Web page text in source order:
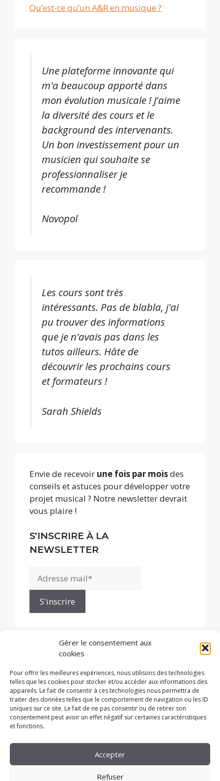
Gérer le consentement aux
cookies
Pour offrir les meilleures expériences, nous utilisons des technologies
telles que les cookies pour stocker et/ou accéder aux informations des
appareils. Le fait de consentir à ces technologies nous permettra de
traiter des données telles que le comportement de navigation ou les ID
uniques sur ce site. Le fait de ne pas consentir ou de retirer son
consentement peut avoir un effet négatif sur certaines caractéristiques
et fonctions.
Accepter
Refuser
Qu’est-ce qu’un A&R en musique ?
Une plateforme innovante qui
m'a beaucoup apporté dans
mon évolution musicale ! J'aime
la diversité des cours et le
background des intervenants.
Un bon investissement pour un
musicien qui souhaite se
professionnaliser je
recommande !
Novopol
Les cours sont très
intéressants. Pas de blabla, j'ai
pu trouver des informations
que je n'avais pas dans les
tutos ailleurs. Hâte de
découvrir les prochains cours
et formateurs !
Sarah Shields
Envie de recevoir une fois par moisdes
conseils et astuces pour développer votre
projet musical ? Notre newsletter devrait
vous plaire !
S'INSCRIRE À LA
NEWSLETTER